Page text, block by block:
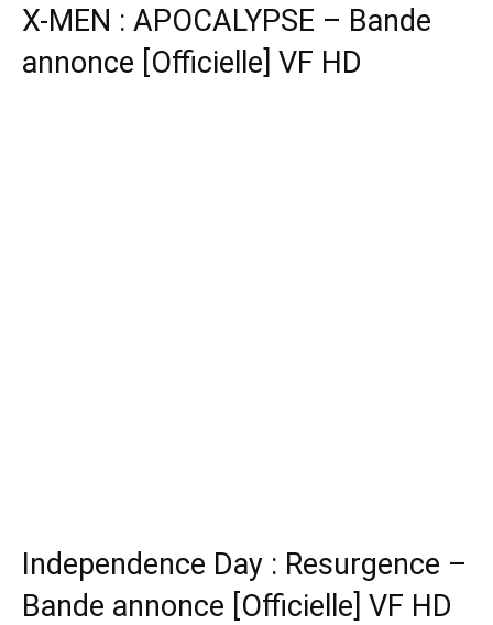
X-MEN : APOCALYPSE – Bande
annonce [Officielle] VF HD
Independence Day : Resurgence –
Bande annonce [Officielle] VF HD